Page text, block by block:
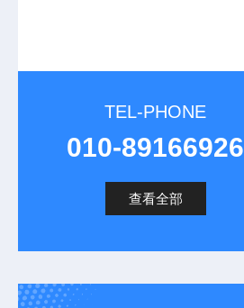
TEL-PHONE
010-89166926
查看全部